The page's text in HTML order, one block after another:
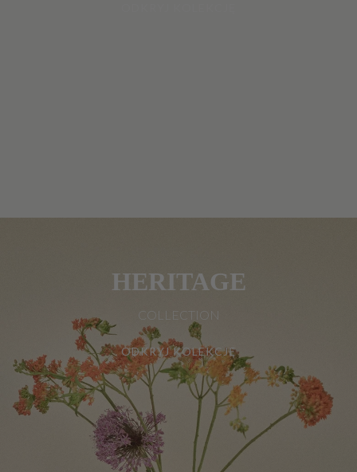
HERITAGE
COLLECTION
ODKRYJ KOLEKCJĘ